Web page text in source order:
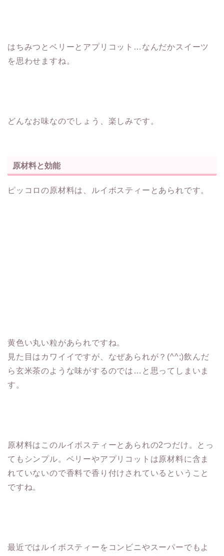
はちみつとベリーとアプリコット…なんだかスイーツ
を思わせますね。
どんなお味なのでしょう、楽しみです。
原材料と効能
ピッコロの原材料は、ルイボスティーとあられです。
黄色い丸い粒があられですね。
見た目はカワイイですが、なぜあられが？(^^;)飲んだ
ら玄米茶のような味がするのでは…と思ってしまいま
す。
原材料はこのルイボスティーとあられの2つだけ。とっ
てもシンプル。ベリーやアプリコットは原材料に含ま
れていないので香料で香り付けされているということ
ですね。
最近ではルイボスティーをコンビニやスーパーでもよ